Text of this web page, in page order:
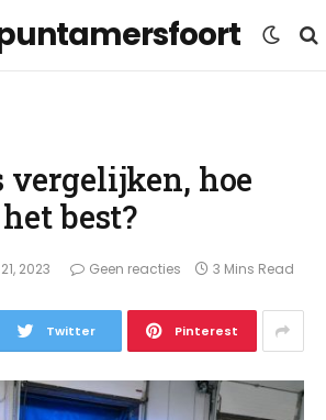
vergelijken, hoe
best?
2023 Geen reacties 3 Mins Read
Twitter Pinterest